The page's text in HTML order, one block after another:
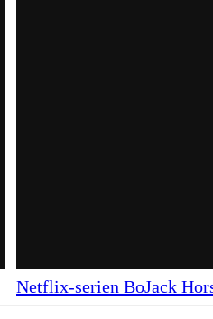
Netflix-serien BoJack